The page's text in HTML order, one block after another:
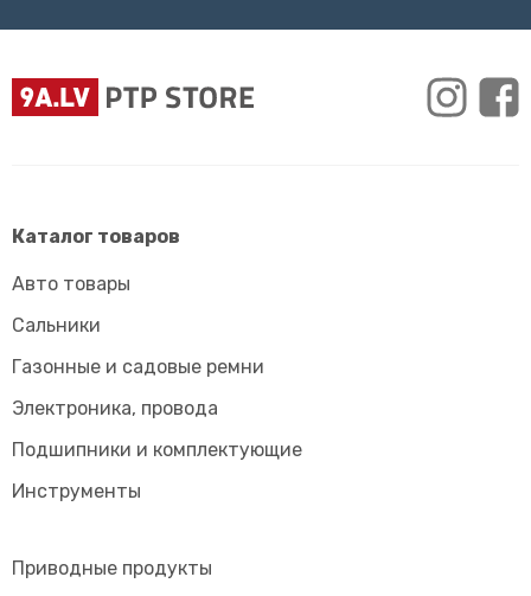
Каталог товаров
Авто товары
Сальники
Газонные и садовые ремни
Электроника, провода
Подшипники и комплектующие
Инструменты
Приводные продукты